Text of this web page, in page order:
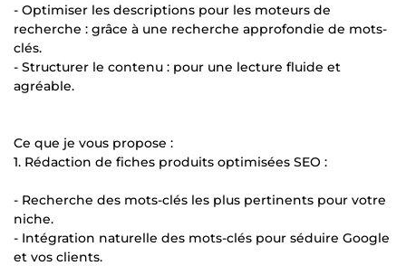
- Optimiser les descriptions pour les moteurs de
recherche : grâce à une recherche approfondie de mots-
clés.
- Structurer le contenu : pour une lecture fluide et
agréable.
Ce que je vous propose :
1. Rédaction de fiches produits optimisées SEO :
- Recherche des mots-clés les plus pertinents pour votre
niche.
- Intégration naturelle des mots-clés pour séduire Google
et vos clients.